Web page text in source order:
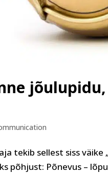
tekib sellest siss väike
põhjust: Põnevus –